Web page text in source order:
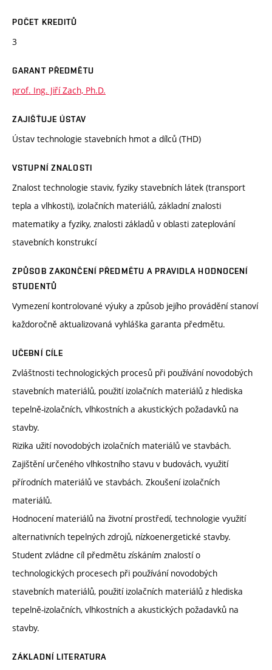
POČET KREDITŮ
3
GARANT PŘEDMĚTU
prof. Ing. Jiří Zach, Ph.D.
ZAJIŠŤUJE ÚSTAV
Ústav technologie stavebních hmot a dílců (THD)
VSTUPNÍ ZNALOSTI
Znalost technologie staviv, fyziky stavebních látek (transport
tepla a vlhkosti), izolačních materiálů, základní znalosti
matematiky a fyziky, znalosti základů v oblasti zateplování
stavebních konstrukcí
ZPŮSOB ZAKONČENÍ PŘEDMĚTU A PRAVIDLA HODNOCENÍ
STUDENTŮ
Vymezení kontrolované výuky a způsob jejího provádění stanoví
každoročně aktualizovaná vyhláška garanta předmětu.
UČEBNÍ CÍLE
Zvláštnosti technologických procesů při používání novodobých
stavebních materiálů, použití izolačních materiálů z hlediska
tepelně-izolačních, vlhkostních a akustických požadavků na
stavby.
Rizika užití novodobých izolačních materiálů ve stavbách.
Zajištění určeného vlhkostního stavu v budovách, využití
přírodních materiálů ve stavbách. Zkoušení izolačních
materiálů.
Hodnocení materiálů na životní prostředí, technologie využití
alternativních tepelných zdrojů, nízkoenergetické stavby.
Student zvládne cíl předmětu získáním znalostí o
technologických procesech při používání novodobých
stavebních materiálů, použití izolačních materiálů z hlediska
tepelně-izolačních, vlhkostních a akustických požadavků na
stavby.
ZÁKLADNÍ LITERATURA